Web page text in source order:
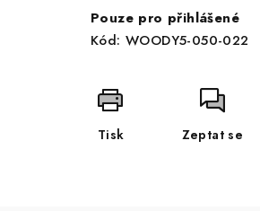
cena:
Pouze pro přihlášené
Kód: WOODY5-050-022
Tisk Zeptat se